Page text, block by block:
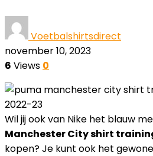
Voetbalshirtsdirect
november 10, 2023
6 Views 0
Wil jij ook van Nike het blauw
Manchester City shirt
kopen? Je kunt ook het